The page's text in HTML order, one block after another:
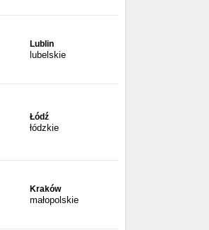
Lublin
lubelskie
Łódź
łódzkie
Kraków
małopolskie